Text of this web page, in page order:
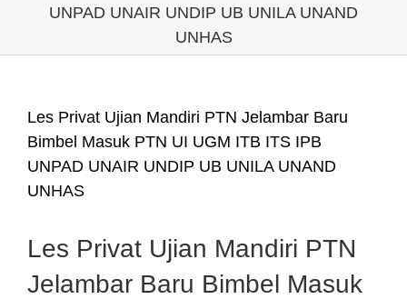
UNPAD UNAIR UNDIP UB UNILA UNAND
UNHAS
Les Privat Ujian Mandiri PTN Jelambar Baru
Bimbel Masuk PTN UI UGM ITB ITS IPB
UNPAD UNAIR UNDIP UB UNILA UNAND
UNHAS
Les Privat Ujian Mandiri PTN
Jelambar Baru Bimbel Masuk